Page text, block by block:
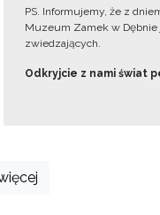
PS. Informujemy, że z
Muzeum Zamek w
zwiedzających.
Odkryjcie z nami świat